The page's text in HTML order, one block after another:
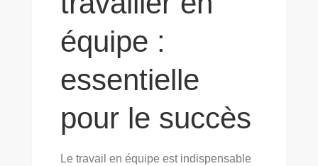
équipe :
essentielle
pour le succès
Le travail en équipe est indispensable